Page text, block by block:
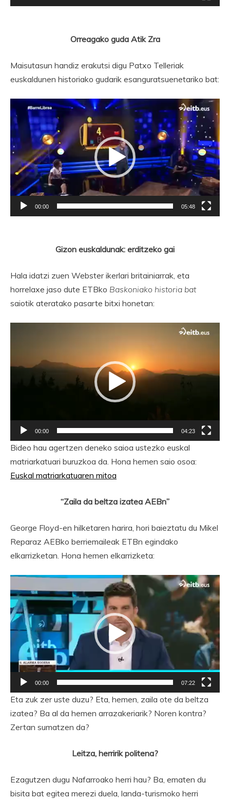
Orreagako guda Atik Zra
Maisutasun handiz erakutsi digu Patxo Telleriak
euskaldunen historiako gudarik esanguratsuenetariko bat:
Bideo
erreproduzigailua
00:00 05:48
Gizon euskaldunak: erditzeko gai
Hala idatzi zuen Webster ikerlari britainiarrak, eta
horrelaxe jaso dute ETBko Baskoniako historia bat
saiotik ateratako pasarte bitxi honetan:
00:00 04:23
Bideo hau agertzen deneko saioa ustezko euskal
matriarkatuari buruzkoa da. Hona hemen saio osoa:
Euskal matriarkatuaren mitoa
“Zaila da beltza izatea AEBn”
George Floyd-en hilketaren harira, hori baieztatu du Mikel
Reparaz AEBko berriemaileak ETBn egindako
elkarrizketan. Hona hemen elkarrizketa:
Bideo
erreproduzigailua
00:00 07:22
Eta zuk zer uste duzu? Eta, hemen, zaila ote da beltza
izatea? Ba al da hemen arrazakeriarik? Noren kontra?
Zertan sumatzen da?
Leitza, herririk politena?
Ezagutzen dugu Nafarroako herri hau? Ba, ematen du
bisita bat egitea merezi duela, landa-turismoko herri